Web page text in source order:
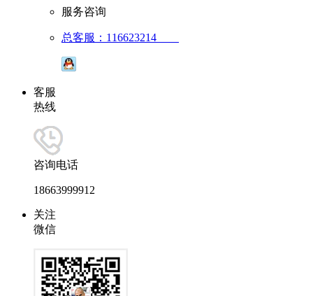
服务咨询
总客服：116623214
客服
热线
咨询电话
18663999912
关注
微信